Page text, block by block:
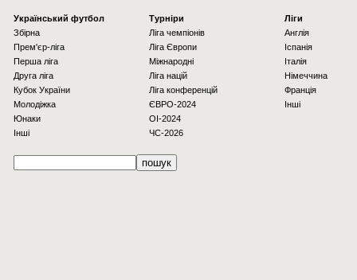
Українcький футбол
Збірна
Прем'єр-ліга
Перша ліга
Друга ліга
Кубок України
Молодіжка
Юнаки
Інші
Турніри
Ліга чемпіонів
Ліга Європи
Міжнародні
Ліга націй
Ліга конференцій
ЄВРО-2024
OI-2024
ЧС-2026
Ліги
Англія
Іспанія
Італія
Німеччина
Франція
Інші